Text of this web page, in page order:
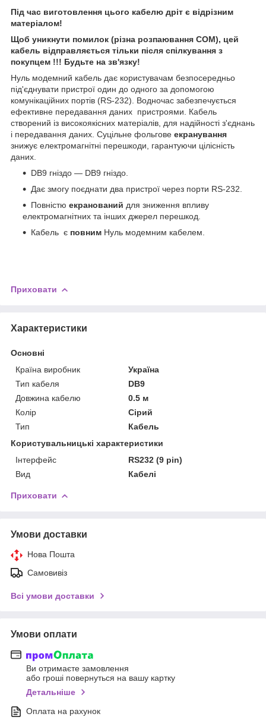
Під час виготовлення цього кабелю дріт є відрізним
матеріалом!
Щоб уникнути помилок (різна розпаювання СОМ), цей
кабель відправляється тільки після спілкування з
покупцем !!! Будьте на зв'язку!
Нуль модемний кабель дає користувачам безпосередньо
під'єднувати пристрої один до одного за допомогою
комунікаційних портів (RS-232). Водночас забезпечується
ефективне передавання даних пристроями. Кабель
створений із високоякісних матеріалів, для надійності з'єднань
і передавання даних. Суцільне фольгове екранування
знижує електромагнітні перешкоди, гарантуючи цілісність
даних.
DB9 гніздо — DB9 гніздо.
Дає змогу поєднати два пристрої через порти RS-232.
Повністю екранований для зниження впливу
електромагнітних та інших джерел перешкод.
Кабель є повним Нуль модемним кабелем.
Приховати
Характеристики
Основні
Країна виробник
Україна
Тип кабеля
DB9
Довжина кабелю
0.5 м
Колір
Сірий
Тип
Кабель
Користувальницькі характеристики
Інтерфейс
RS232 (9 pin)
Вид
Кабелі
Приховати
Умови доставки
Нова Пошта
Самовивіз
Всі умови доставки
Умови оплати
Ви отримаєте замовлення
або гроші повернуться на вашу картку
Детальніше
Оплата на рахунок